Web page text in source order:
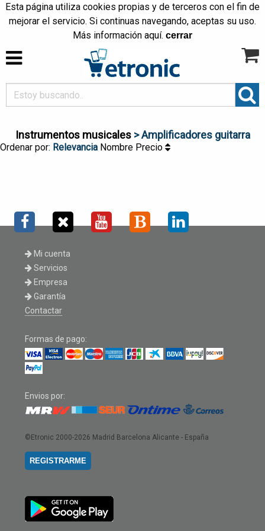
Esta página utiliza cookies propias y de terceros con el fin de
mejorar el servicio. Si continuas navegando, aceptas su uso.
Más información aquí. cerrar
Instrumentos musicales> Amplificadores guitarra
Ordenar por: Relevancia Nombre Precio
Mi cuenta
Servicios
Empresa
Garantía
Contactar
Formas de pago:
Envios por:
©Etronic 2000-2026 Madrid Barcelona Alicante - España
REGISTRARME